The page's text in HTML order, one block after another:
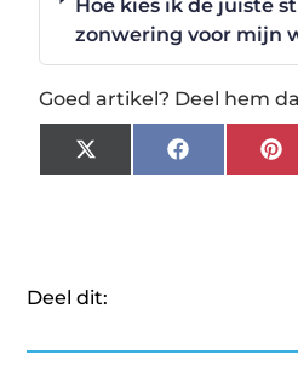
Hoe kies ik de juiste
zonwering voor mijn
Goed artikel? Deel hem
X
(Twitter)
Facebook
Deel dit: